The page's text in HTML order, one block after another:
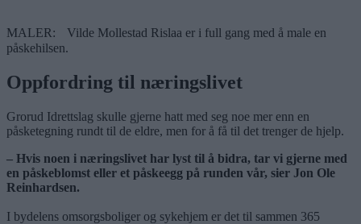
MALER: Vilde Mollestad Rislaa er i full gang med å male en
påskehilsen.
Oppfordring til næringslivet
Grorud Idrettslag skulle gjerne hatt med seg noe mer enn en
påsketegning rundt til de eldre, men for å få til det trenger de hjelp.
– Hvis noen i næringslivet har lyst til å bidra, tar vi gjerne med
en påskeblomst eller et påskeegg på runden vår, sier Jon Ole
Reinhardsen.
I bydelens omsorgsboliger og sykehjem er det til sammen 365